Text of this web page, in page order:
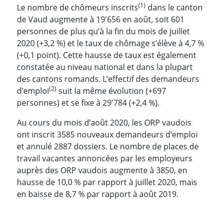
Le nombre de chômeurs inscrits(1) dans le canton
de Vaud augmente à 19'656 en août, soit 601
personnes de plus qu’à la fin du mois de juillet
2020 (+3,2 %) et le taux de chômage s’élève à 4,7 %
(+0,1 point). Cette hausse de taux est également
constatée au niveau national et dans la plupart
des cantons romands. L’effectif des demandeurs
d’emploi(2) suit la même évolution (+697
personnes) et se fixe à 29'784 (+2,4 %).
Au cours du mois d’août 2020, les ORP vaudois
ont inscrit 3585 nouveaux demandeurs d’emploi
et annulé 2887 dossiers. Le nombre de places de
travail vacantes annoncées par les employeurs
auprès des ORP vaudois augmente à 3850, en
hausse de 10,0 % par rapport à juillet 2020, mais
en baisse de 8,7 % par rapport à août 2019.